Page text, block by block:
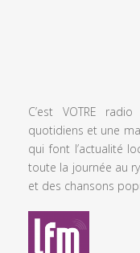
C’est VOTRE
quotidiens et une
qui font l’actualité
toute la journée au
et des chansons